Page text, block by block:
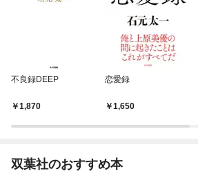
不良録DEEP
1,870
恋愛録
1,650
双葉社のおすすめ本